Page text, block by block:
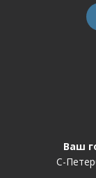
Ваш
С-